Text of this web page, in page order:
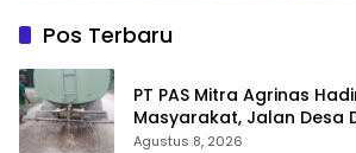
Pos Terbaru
‎PT PAS Mitra Agrinas
Masyarakat, Jalan Desa
Dirawat dan Disiram
Agustus 8, 2026